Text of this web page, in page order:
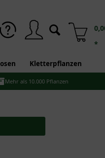
*
Kletterpflanzen
Mehr als 10.000 Pflanzen